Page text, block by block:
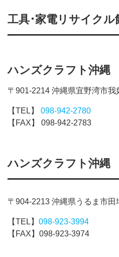
工具･家電リサイクル
ハンズクラフト沖縄
〒901-2214 沖縄県宜野湾市我
【TEL】 098-942-2780
【FAX】 098-942-2783
ハンズクラフト沖
〒904-2213 沖縄県うるま市田
【TEL】 098-923-3994
【FAX】098-923-3974